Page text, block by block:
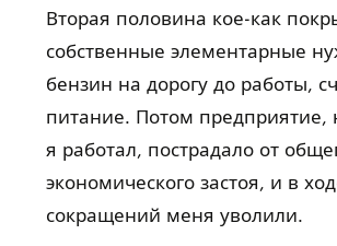
Вторая половина кое-как
собственные элементарные
бензин на дорогу до работы,
питание. Потом предприятие,
я работал, пострадало от
экономического застоя, и в
сокращений меня уволили.